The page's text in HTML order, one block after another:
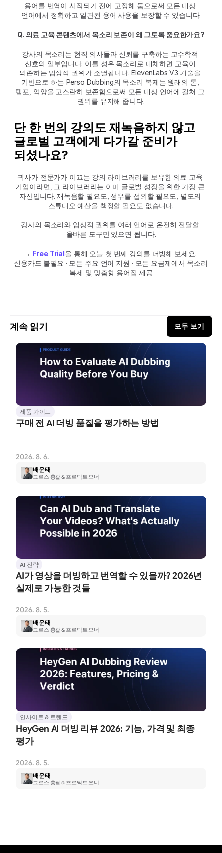
용어를 번역이 시작되기 전에 고정해 둠으로써 모든 대상
언어에서 정확하고 일관된 용어 사용을 보장할 수 있습니다.
Q. 의료 교육 콘텐츠에서 목소리 보존이 왜 그토록 중요한가요?
강사의 목소리는 현직 의사들과 신뢰를 구축하는 교수학적
신호의 일부입니다. 이를 성우 목소리로 대체하면 교육이
의존하는 임상적 권위가 소멸됩니다. ElevenLabs V3 기술을
기반으로 하는 Perso Dubbing의 목소리 복제는 원래의 톤,
템포, 억양을 고스란히 보존함으로써 모든 대상 언어에 걸쳐 그
권위를 유지해 줍니다.
단 한 번의 강의도 재녹음하지 않고
글로벌 고객에게 다가갈 준비가
되셨나요?
귀사가 전문가가 이끄는 강의 라이브러리를 보유한 의료 교육
기업이라면, 그 라이브러리는 이미 글로벌 성장을 위한 가장 큰
자산입니다. 재녹음할 필요도, 성우를 섭외할 필요도, 별도의
스튜디오 예산을 책정할 필요도 없습니다.
강사의 목소리와 임상적 권위를 여러 언어로 온전히 전달할
올바른 도구만 있으면 됩니다.
→ Free Trial을 통해 오늘 첫 번째 강의를 더빙해 보세요.
신용카드 불필요 · 모든 주요 언어 지원 · 모든 요금제에서 목소리
복제 및 맞춤형 용어집 제공
계속 읽기 모두 보기
제품 가이드
구매 전 AI 더빙 품질을 평가하는 방법
2026. 8. 6.
배운태
그로스 총괄 & 프로덕트 오너
AI 전략
AI가 영상을 더빙하고 번역할 수 있을까? 2026년
실제로 가능한 것들
2026. 8. 5.
배운태
그로스 총괄 & 프로덕트 오너
인사이트 & 트렌드
HeyGen AI 더빙 리뷰 2026: 기능, 가격 및 최종
평가
2026. 8. 5.
배운태
그로스 총괄 & 프로덕트 오너